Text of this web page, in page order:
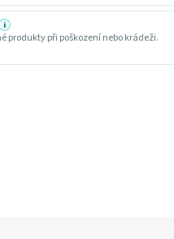
i
produkty při poškození nebo krádeži.